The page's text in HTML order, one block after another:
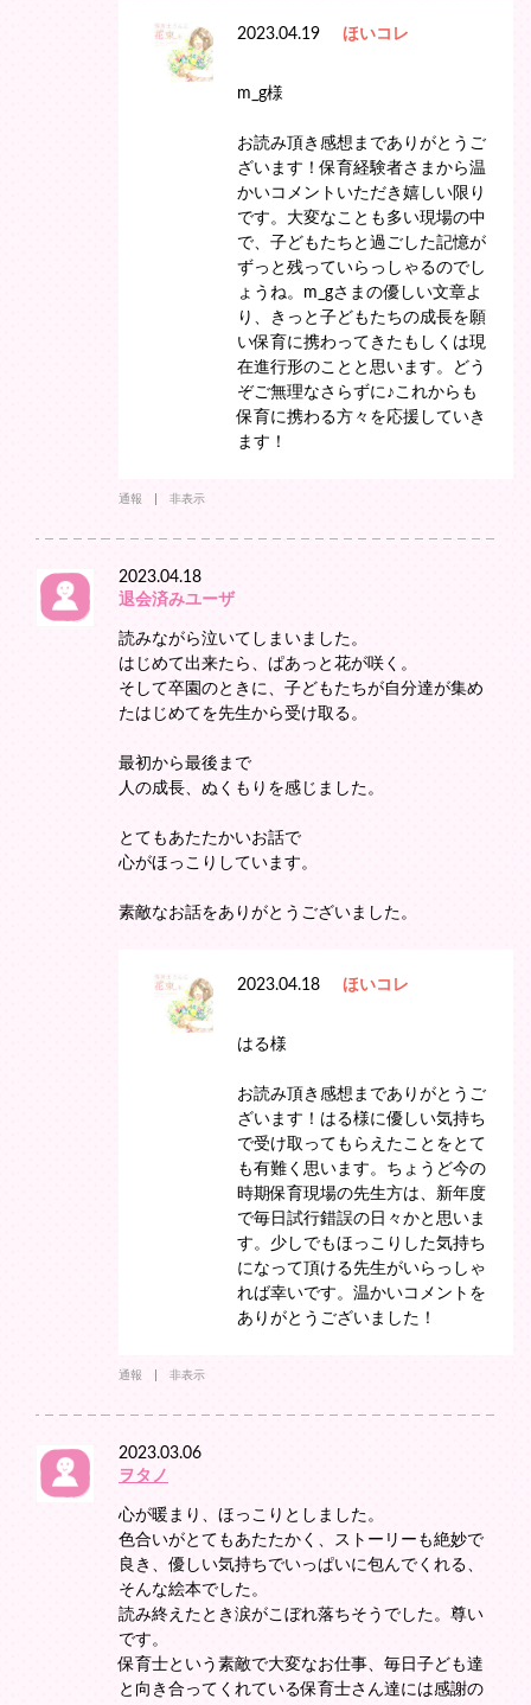
2023.04.19 ほいコレ
m_g様
お読み頂き感想までありがとうご
ざいます！保育経験者さまから温
かいコメントいただき嬉しい限り
です。大変なことも多い現場の中
で、子どもたちと過ごした記憶が
ずっと残っていらっしゃるのでし
ょうね。m_gさまの優しい文章よ
り、きっと子どもたちの成長を願
い保育に携わってきたもしくは現
在進行形のことと思います。どう
ぞご無理なさらずに♪これからも
保育に携わる方々を応援していき
ます！
通報 非表示
2023.04.18
退会済みユーザ
読みながら泣いてしまいました。
はじめて出来たら、ぱあっと花が咲く。
そして卒園のときに、子どもたちが自分達が集め
たはじめてを先生から受け取る。
最初から最後まで
人の成長、ぬくもりを感じました。
とてもあたたかいお話で
心がほっこりしています。
素敵なお話をありがとうございました。
2023.04.18 ほいコレ
はる様
お読み頂き感想までありがとうご
ざいます！はる様に優しい気持ち
で受け取ってもらえたことをとて
も有難く思います。ちょうど今の
時期保育現場の先生方は、新年度
で毎日試行錯誤の日々かと思いま
す。少しでもほっこりした気持ち
になって頂ける先生がいらっしゃ
れば幸いです。温かいコメントを
ありがとうございました！
通報 非表示
2023.03.06
ヲタノ
心が暖まり、ほっこりとしました。
色合いがとてもあたたかく、ストーリーも絶妙で
良き、優しい気持ちでいっぱいに包んでくれる、
そんな絵本でした。
読み終えたとき涙がこぼれ落ちそうでした。尊い
です。
保育士という素敵で大変なお仕事、毎日子ども達
と向き合ってくれている保育士さん達には感謝の